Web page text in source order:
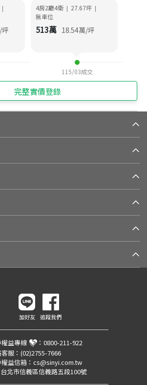
|
坪
4房2廳4衛 | 27.67坪 |
無車位
513萬 18.54萬/坪
115/03成交
完整實價登錄
加好友 追蹤我們
益專線 ： 0800-211-922
服： (02)2755-7666
益信箱： cs@sinyi.com.tw
北市信義區信義路五段100號